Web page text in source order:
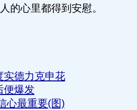
的心里都得到安慰。
实德力克申花
便爆发
心最重要(图)